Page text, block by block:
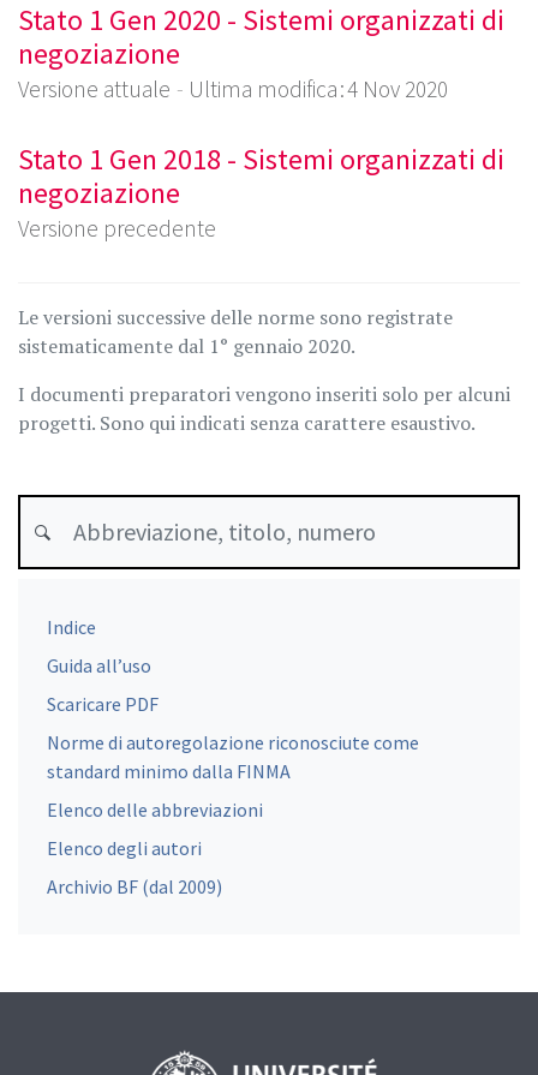
Stato 1 Gen 2020 - Sistemi organizzati di
negoziazione
Versione attuale Ultima modifica : 4 Nov 2020
Stato 1 Gen 2018 - Sistemi organizzati di
negoziazione
Versione precedente
Le versioni successive delle norme sono registrate
sistematicamente dal 1° gennaio 2020.
I documenti preparatori vengono inseriti solo per alcuni
progetti. Sono qui indicati senza carattere esaustivo.
Indice
Guida all’uso
Scaricare PDF
Norme di autoregolazione riconosciute come
standard minimo dalla FINMA
Elenco delle abbreviazioni
Elenco degli autori
Archivio BF (dal 2009)